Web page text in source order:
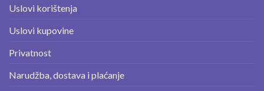
Uslovi korištenja
Uslovi kupovine
Privatnost
Narudžba, dostava i plaćanje